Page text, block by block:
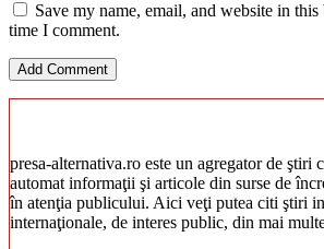
Save my name, email, and website in
time I comment.
presa-alternativa.ro este un agregator de ştiri
automat informaţii şi articole din surse de
în atenţia publicului. Aici veţi putea citi ştiri
internaţionale, de interes public, din mai